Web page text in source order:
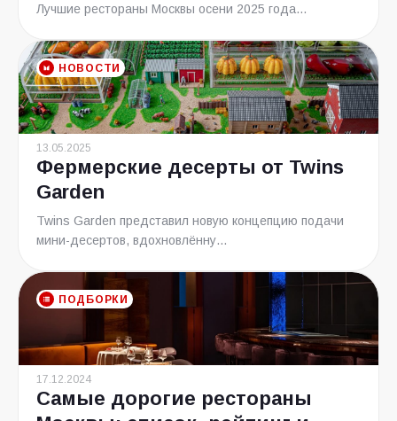
Лучшие рестораны Москвы осени 2025 года...
НОВОСТИ
13.05.2025
Фермерские десерты от Twins
Garden
Twins Garden представил новую концепцию подачи
мини-десертов, вдохновлённу...
ПОДБОРКИ
17.12.2024
Самые дорогие рестораны